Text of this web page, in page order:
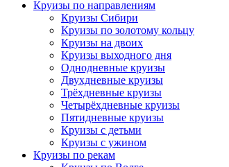
Круизы по направлениям
Круизы Сибири
Круизы по золотому кольцу
Круизы на двоих
Круизы выходного дня
Однодневные круизы
Двухдневные круизы
Трёхдневные круизы
Четырёхдневные круизы
Пятидневные круизы
Круизы с детьми
Круизы с ужином
Круизы по рекам